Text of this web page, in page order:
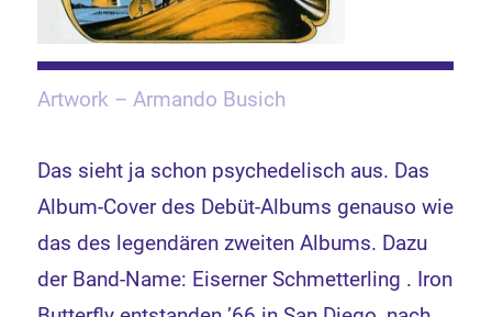
Artwork – Armando Busich
Das sieht ja schon psychedelisch aus. Das
Album-Cover des Debüt-Albums genauso wie
das des legendären zweiten Albums. Dazu
der Band-Name: Eiserner Schmetterling . Iron